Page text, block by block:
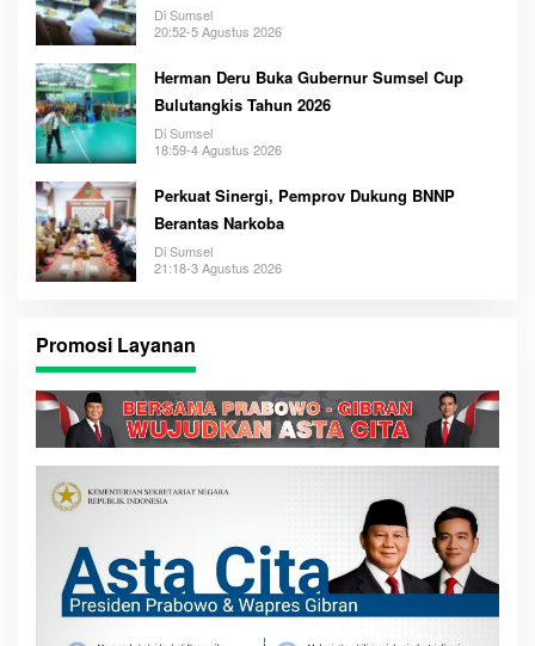
Di Sumsel
20:52-5 Agustus 2026
Herman Deru Buka Gubernur Sumsel Cup
Bulutangkis Tahun 2026
Di Sumsel
18:59-4 Agustus 2026
Perkuat Sinergi, Pemprov Dukung BNNP
Berantas Narkoba
Di Sumsel
21:18-3 Agustus 2026
Promosi Layanan